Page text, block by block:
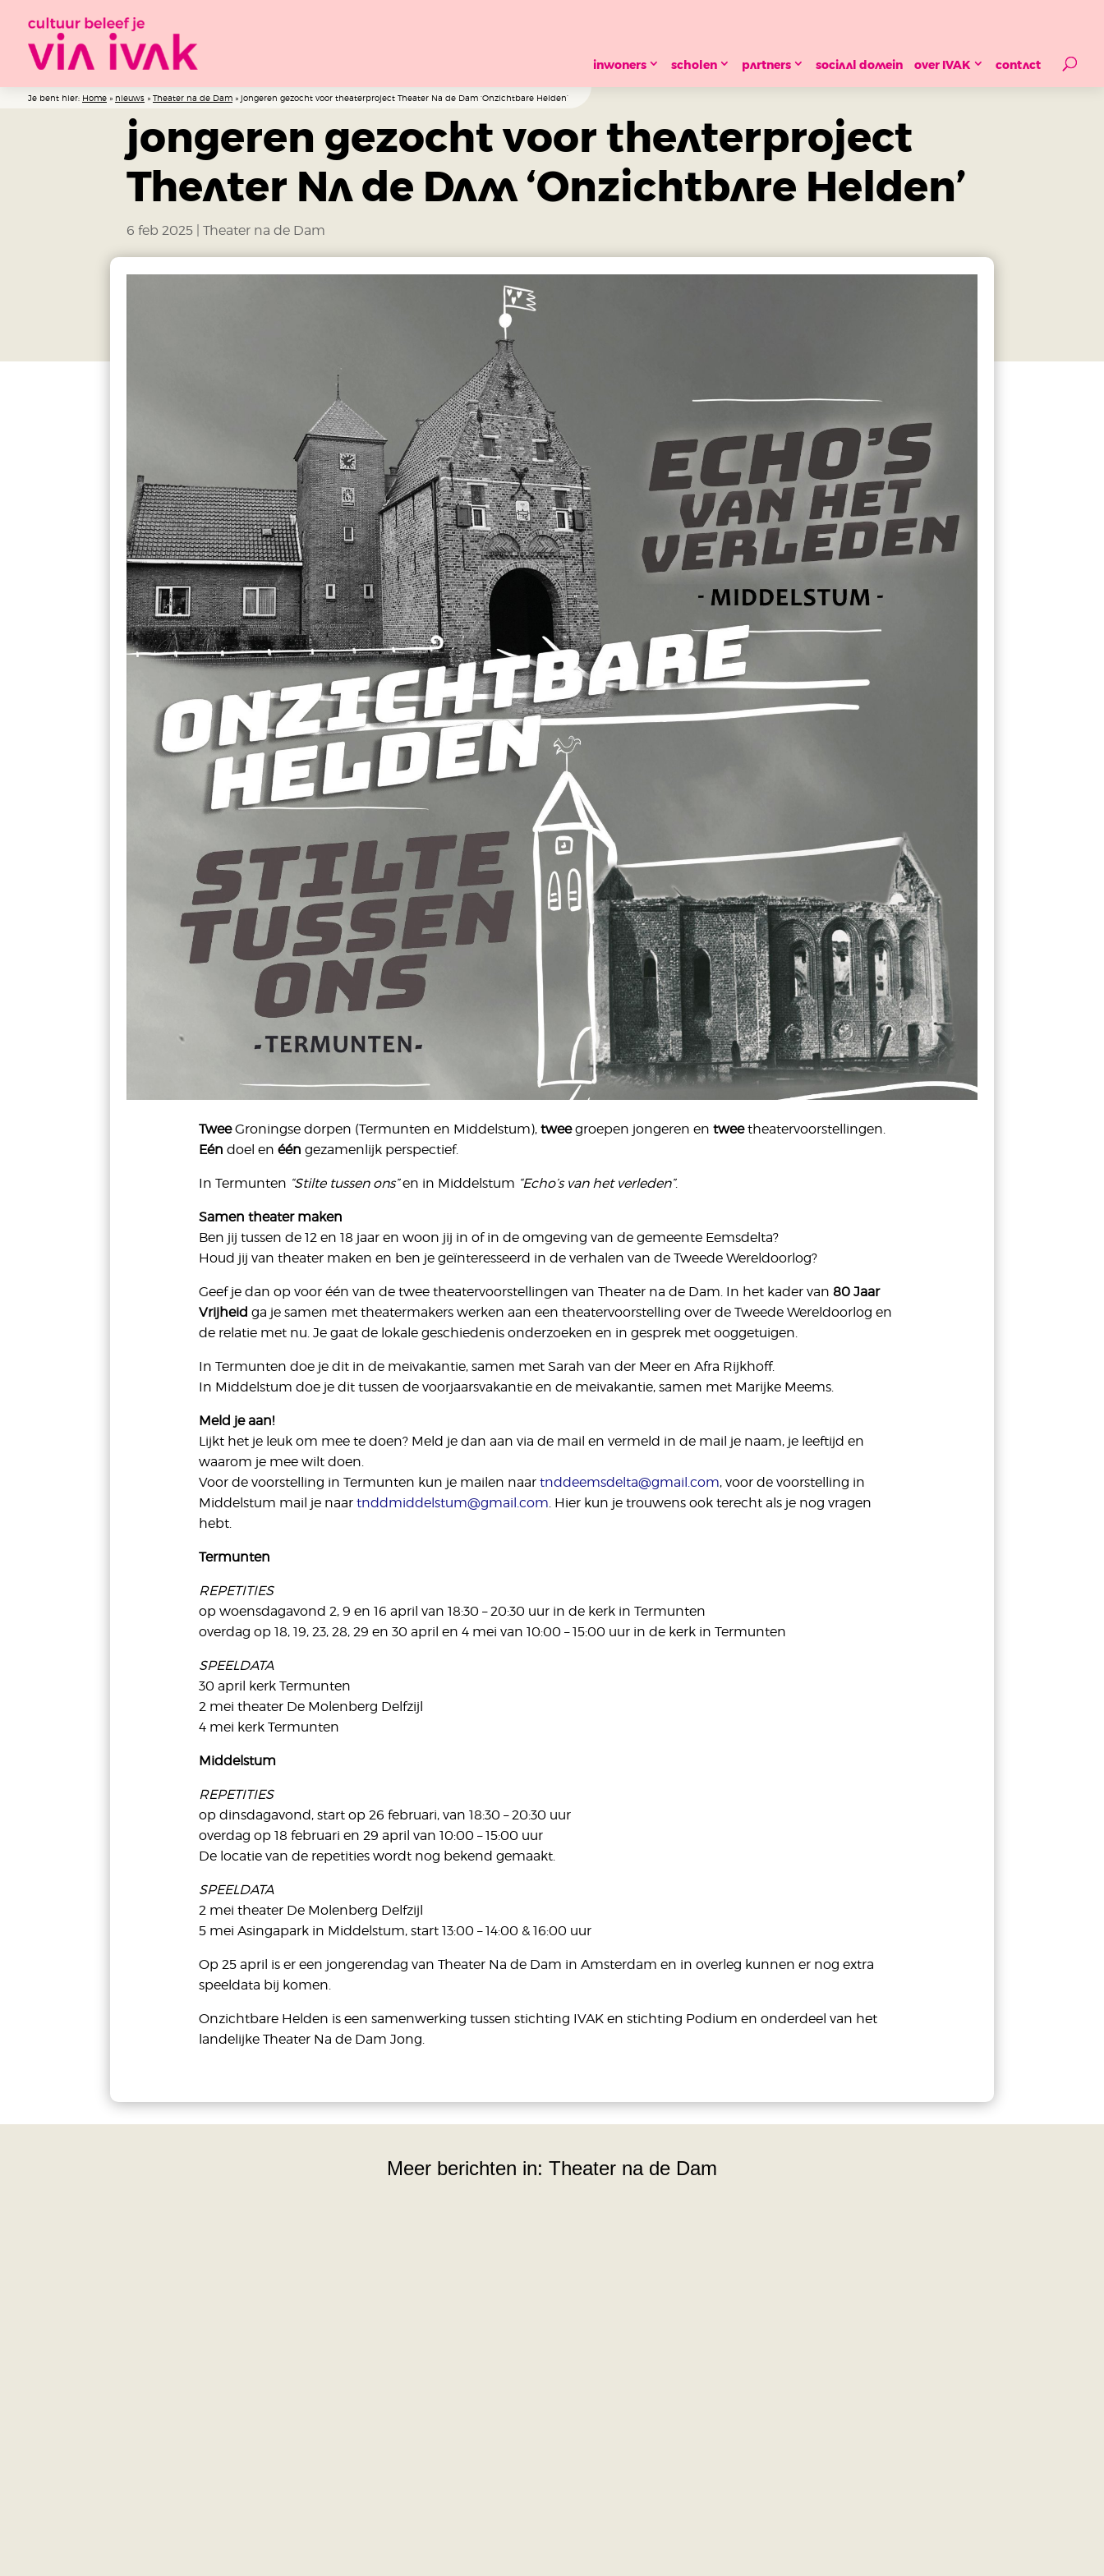
inwoners scholen partners sociaal domein over IVAK contact
Je bent hier: Home » nieuws » Theater na de Dam » jongeren gezocht voor theaterproject Theater Na de Dam ‘Onzichtbare Helden’
jongeren gezocht voor theaterproject
Theater Na de Dam ‘Onzichtbare Helden’
6 feb 2025 |Theater na de Dam
TweeGroningse dorpen (Termunten en Middelstum), tweegroepen jongeren en tweetheatervoorstellingen.
Eén doel en één gezamenlijk perspectief.
In Termunten “Stilte tussen ons”en in Middelstum “Echo’s van het verleden”.
Samen theater maken
Ben jij tussen de 12 en 18 jaar en woon jij in of in de omgeving van de gemeente Eemsdelta?
Houd jij van theater maken en ben je geïnteresseerd in de verhalen van de Tweede Wereldoorlog?
Geef je dan op voor één van de twee theatervoorstellingen van Theater na de Dam. In het kader van 80 Jaar
Vrijheid ga je samen met theatermakers werken aan een theatervoorstelling over de Tweede Wereldoorlog en
de relatie met nu. Je gaat de lokale geschiedenis onderzoeken en in gesprek met ooggetuigen.
In Termunten doe je dit in de meivakantie, samen met Sarah van der Meer en Afra Rijkhoff.
In Middelstum doe je dit tussen de voorjaarsvakantie en de meivakantie, samen met Marijke Meems.
Meld je aan!
Lijkt het je leuk om mee te doen? Meld je dan aan via de mail en vermeld in de mail je naam, je leeftijd en
waarom je mee wilt doen.
Voor de voorstelling in Termunten kun je mailen naar tnddeemsdelta@gmail.com, voor de voorstelling in
Middelstum mail je naar tnddmiddelstum@gmail.com. Hier kun je trouwens ook terecht als je nog vragen
hebt.
Termunten
REPETITIES
op woensdagavond 2, 9 en 16 april van 18:30 – 20:30 uur in de kerk in Termunten
overdag op 18, 19, 23, 28, 29 en 30 april en 4 mei van 10:00 – 15:00 uur in de kerk in Termunten
SPEELDATA
30 april kerk Termunten
2 mei theater De Molenberg Delfzijl
4 mei kerk Termunten
Middelstum
REPETITIES
op dinsdagavond, start op 26 februari, van 18:30 – 20:30 uur
overdag op 18 februari en 29 april van 10:00 – 15:00 uur
De locatie van de repetities wordt nog bekend gemaakt.
SPEELDATA
2 mei theater De Molenberg Delfzijl
5 mei Asingapark in Middelstum, start 13:00 – 14:00 & 16:00 uur
Op 25 april is er een jongerendag van Theater Na de Dam in Amsterdam en in overleg kunnen er nog extra
speeldata bij komen.
Onzichtbare Helden is een samenwerking tussen stichting IVAK en stichting Podium en onderdeel van het
landelijke Theater Na de Dam Jong.
Meer berichten in: Theater na de Dam